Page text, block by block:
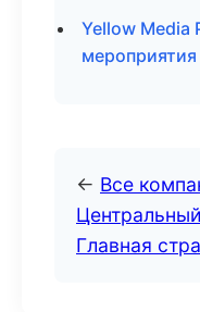
Yellow
← Все
Главная